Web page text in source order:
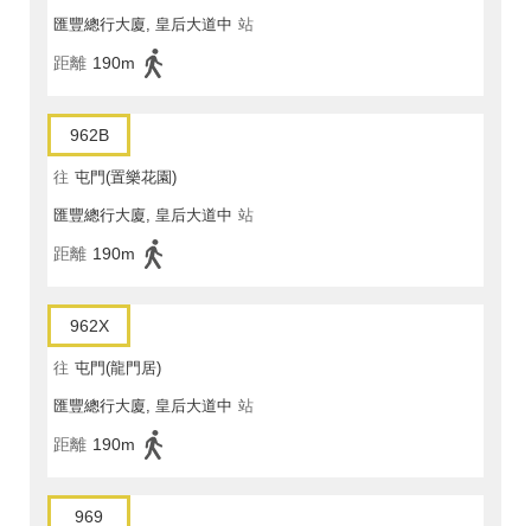
匯豐總行大廈, 皇后大道中 站
距離 190m
962B
往 屯門(置樂花園)
匯豐總行大廈, 皇后大道中 站
距離 190m
962X
往 屯門(龍門居)
匯豐總行大廈, 皇后大道中 站
距離 190m
969